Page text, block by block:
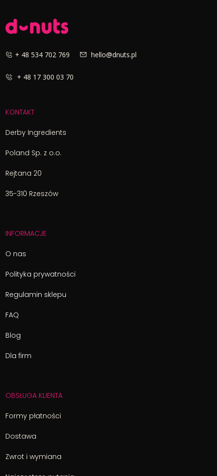
+ 48 534 702 769 hello@dnuts.pl
+ 48 17 300 03 70
KONTAKT
Derby Ingredients
Poland Sp. z o.o.
Rejtana 20
35-310 Rzeszów
INFORMACJE
O nas
Polityka prywatności
Regulamin sklepu
FAQ
Blog
Dla firm
OBSŁUGA KLIENTA
Formy płatności
Dostawa
Zwrot i wymiana